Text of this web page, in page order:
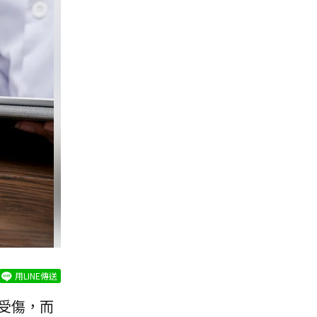
用LINE傳送
傷，而